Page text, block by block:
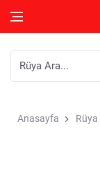
Anasayfa